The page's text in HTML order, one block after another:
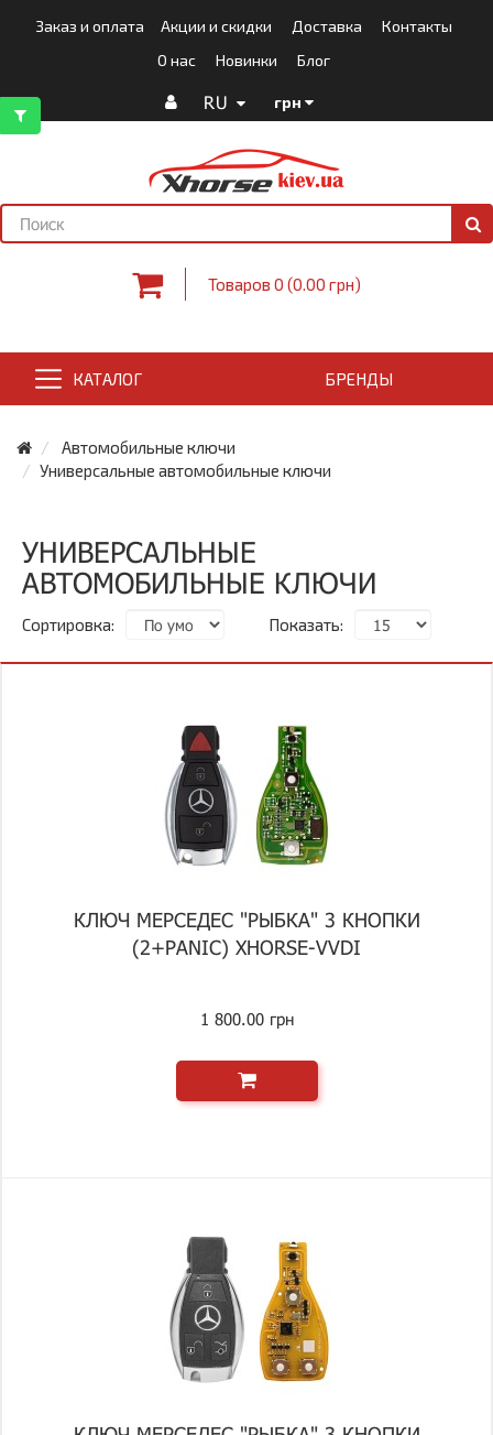
Заказ и оплата Акции и скидки Доставка
Контакты
О нас
Новинки Блог
RU грн
Товаров 0 (0.00 грн)
КАТАЛОГ БРЕНДЫ
Автомобильные ключи
Универсальные автомобильные ключи
УНИВЕРСАЛЬНЫЕ
АВТОМОБИЛЬНЫЕ КЛЮЧИ
Сортировка: Показать:
КЛЮЧ МЕРСЕДЕС "РЫБКА" 3 КНОПКИ
(2+PANIC) XHORSE-VVDI
1 800.00 грн